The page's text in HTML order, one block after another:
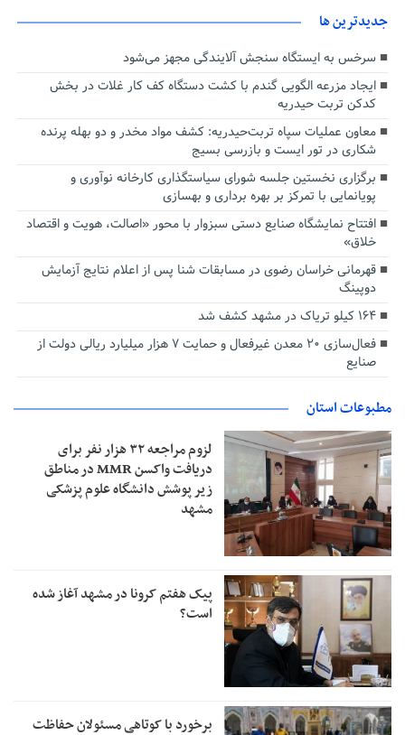
جديدترين ها
سرخس به ایستگاه سنجش آلایندگی مجهز می‌شود
ایجاد مزرعه الگویی گندم با کشت دستگاه کف کار غلات در بخش
کدکن تربت حیدریه
معاون عملیات سپاه تربت‌حیدریه: کشف مواد مخدر و دو بهله پرنده
شکاری در تور ایست و بازرسی بسیج
برگزاری نخستین جلسه شورای سیاستگذاری کارخانه نوآوری و
پویانمایی با تمرکز بر بهره برداری و بهسازی
افتتاح نمایشگاه صنایع دستی سبزوار با محور «اصالت، هویت و اقتصاد
خلاق»
قهرمانی خراسان رضوی در مسابقات شنا پس از اعلام نتایج آزمایش
دوپینگ
۱۶۴ کیلو تریاک در مشهد کشف شد
فعال‌سازی ۲۰ معدن غیرفعال و حمایت ۷ هزار میلیارد ریالی دولت از
صنایع
مطبوعات استان
لزوم مراجعه ۳۲ هزار نفر برای
دریافت واکسن MMR در مناطق
زیر پوشش دانشگاه علوم پزشکی
مشهد
پیک هفتم کرونا در مشهد آغاز شده
است؟
برخورد با کوتاهی مسئولان حفاظت